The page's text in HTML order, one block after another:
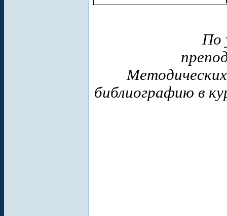
По
библиографию в